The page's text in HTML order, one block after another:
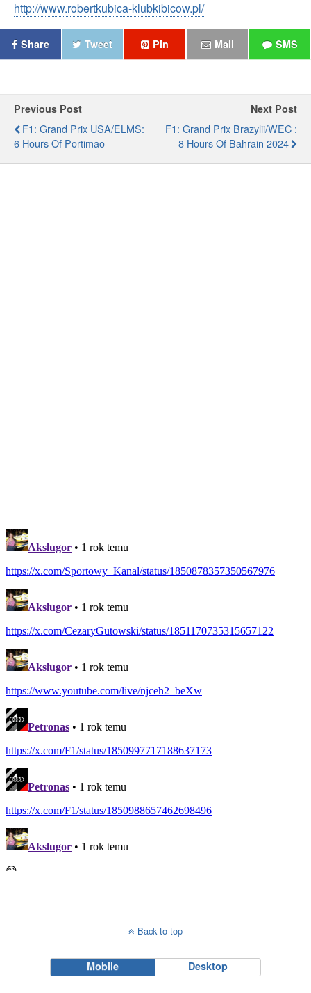
http://www.robertkubica-klubkibicow.pl/
Share Tweet Pin Mail SMS
Previous Post
F1: Grand Prix USA/ELMS:
6 Hours Of Portimao
Next Post
F1: Grand Prix Brazylii/WEC :
8 Hours Of Bahrain 2024
Back to top
Mobile Desktop